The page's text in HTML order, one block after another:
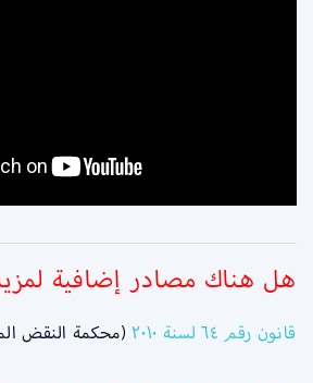
هل هناك مصادر إضافية
قانون رقم ٦٤ لسنة ٢٠١٠ (محكمة النقض